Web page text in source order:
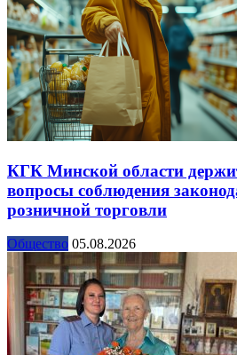
КГК Минской области
вопросы соблюдения
розничной торговли
Общество 05.08.2026